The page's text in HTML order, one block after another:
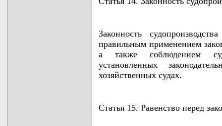
Законность
правильным применением
а также соблюдением
установленных
хозяйственных судах.
Статья 15. Равенство перед